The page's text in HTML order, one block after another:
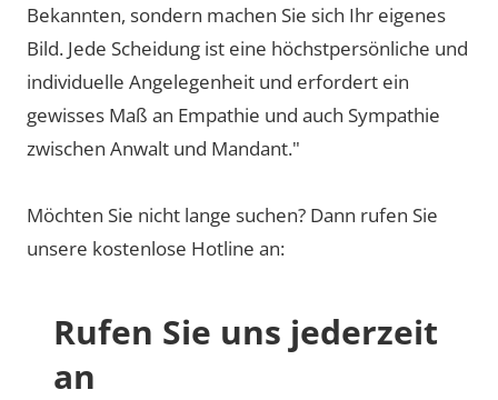
Bekannten, sondern machen Sie sich Ihr eigenes
Bild. Jede Scheidung ist eine höchstpersönliche und
individuelle Angelegenheit und erfordert ein
gewisses Maß an Empathie und auch Sympathie
zwischen Anwalt und Mandant."
Möchten Sie nicht lange suchen? Dann rufen Sie
unsere kostenlose Hotline an:
Rufen Sie uns jederzeit
an